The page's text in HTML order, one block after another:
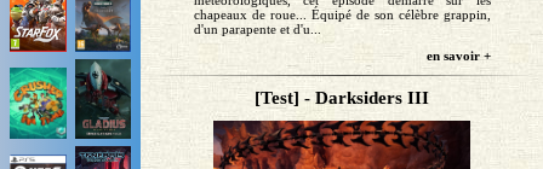
chapeaux de roue... Équipé de son célèbre grappin,
d'un parapente et d'u...
en savoir +
[Test] - Darksiders III